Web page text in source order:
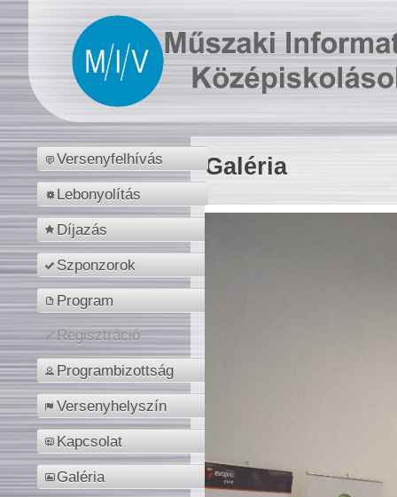
Versenyfelhívás
Lebonyolítás
Díjazás
Szponzorok
Program
Regisztráció
Programbizottság
Versenyhelyszín
Kapcsolat
Galéria
Galéria